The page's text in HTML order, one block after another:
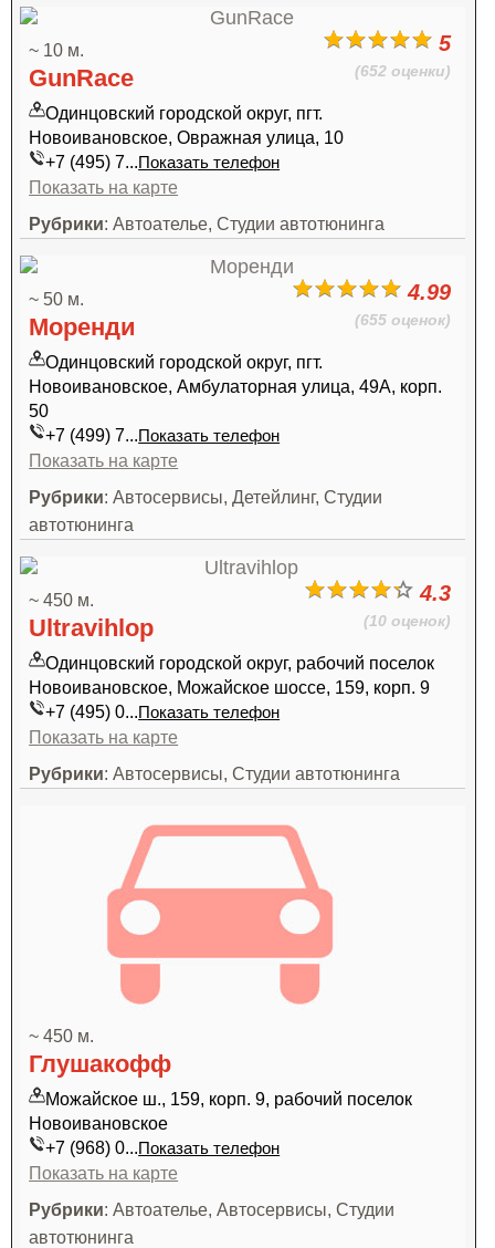
5
(652 оценки)
~ 10 м.
GunRace
Одинцовский городской округ, пгт.
Новоивановское, Овражная улица, 10
+7 (495) 7...Показать телефон
Показать на карте
Рубрики: Автоателье, Студии автотюнинга
4.99
(655 оценок)
~ 50 м.
Моренди
Одинцовский городской округ, пгт.
Новоивановское, Амбулаторная улица, 49А, корп.
50
+7 (499) 7...Показать телефон
Показать на карте
Рубрики: Автосервисы, Детейлинг, Студии
автотюнинга
4.3
(10 оценок)
~ 450 м.
Ultravihlop
Одинцовский городской округ, рабочий поселок
Новоивановское, Можайское шоссе, 159, корп. 9
+7 (495) 0...Показать телефон
Показать на карте
Рубрики: Автосервисы, Студии автотюнинга
~ 450 м.
Глушакофф
Можайское ш., 159, корп. 9, рабочий поселок
Новоивановское
+7 (968) 0...Показать телефон
Показать на карте
Рубрики: Автоателье, Автосервисы, Студии
автотюнинга